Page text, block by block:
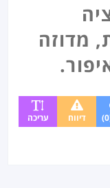
מדוזה
דיווח עריכה